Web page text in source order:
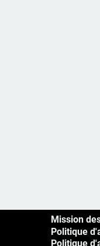
Mission
Politique
Politique